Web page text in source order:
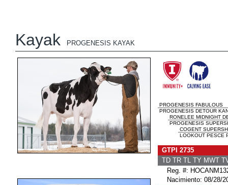
Kayak PROGENESIS KAYAK
PROGENESIS FABULOUS
PROGENESIS DETOUR
RONELEE MIDNIGHT
PROGENESIS
COGENT
LOOKOUT PESCE
GTPI 2735
TD TR TL TY MWT
Reg. #:
Nacimiento: 08/28/